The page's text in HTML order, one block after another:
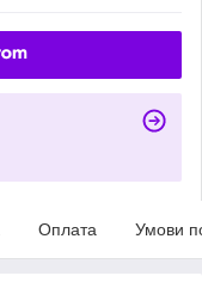
Оплата Умови